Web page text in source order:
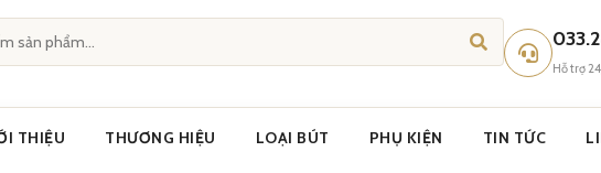
Hỗ trợ
THIỆU THƯƠNG HIỆU LOẠI BÚT PHỤ KIỆN TIN TỨC